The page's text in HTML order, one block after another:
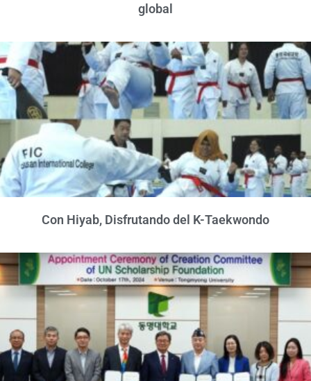
global
Con Hiyab, Disfrutando del K-Taekwondo